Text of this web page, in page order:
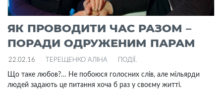
ЯК ПРОВОДИТИ ЧАС РАЗОМ –
ПОРАДИ ОДРУЖЕНИМ ПАРАМ
22.02.16 ТЕРЕЩЕНКО АЛІНА ПОДІЇ .
Що таке любов?… Не побоюся голосних слів, але мільярди
людей задають це питання хоча б раз у своєму житті.